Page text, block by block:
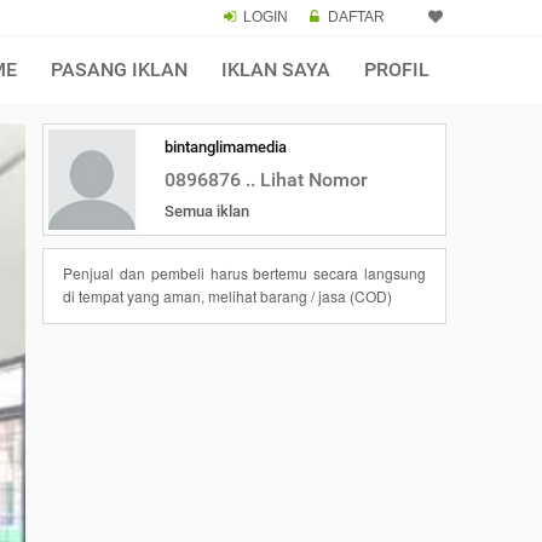
LOGIN DAFTAR
PASANG IKLAN IKLAN SAYA PROFIL
bintanglimamedia
0896876 .. Lihat Nomor
Semua iklan
Penjual dan pembeli harus bertemu secara langsung
di tempat yang aman, melihat barang / jasa (COD)